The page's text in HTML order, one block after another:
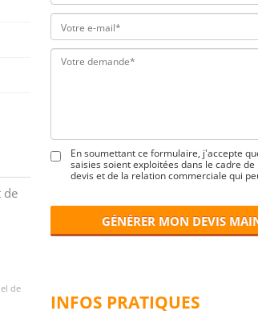
de
de
En soumettant ce formulaire, j'accepte
saisies soient exploitées dans le cadre de
devis et de la relation commerciale qui
GÉNÉRER MON DEVIS
INFOS PRATIQUES